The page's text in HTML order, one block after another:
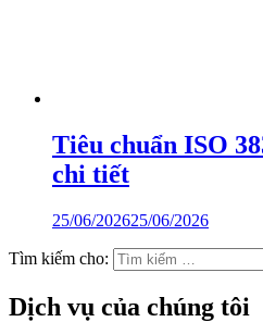
Tiêu chuẩn ISO
chi tiết
25/06/202625/06/2026
Tìm kiếm cho:
Dịch vụ của chúng tôi